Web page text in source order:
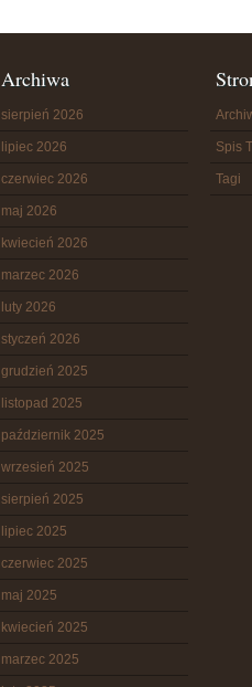
Archiwa
sierpień 2026
lipiec 2026
czerwiec 2026
maj 2026
kwiecień 2026
marzec 2026
luty 2026
styczeń 2026
grudzień 2025
listopad 2025
październik 2025
wrzesień 2025
sierpień 2025
lipiec 2025
czerwiec 2025
maj 2025
kwiecień 2025
marzec 2025
Spis
Tagi